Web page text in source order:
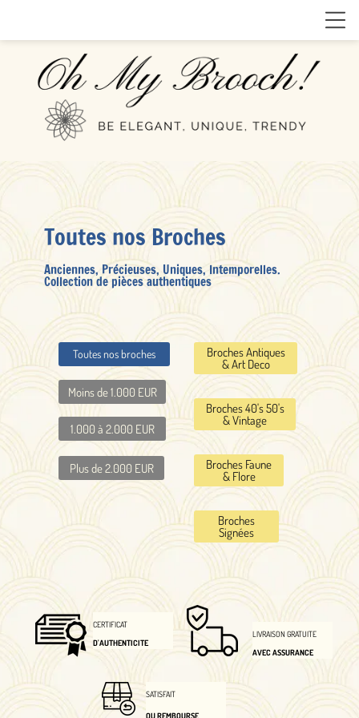
CERTIFICAT
D'AUTHENTICITE
LIVRAISON GRATUITE
AVEC ASSURANCE
SATISFAIT
OU REMBOURSE
Toutes nos Broches
Anciennes, Précieuses, Uniques, Intemporelles.
Collection de pièces authentiques
Broches Antiques
& Art Deco
Broches 40's 50's
& Vintage
Broches
Signées
Broches Faune
& Flore
Toutes nos broches
1.000 à 2.000 EUR
Moins de 1.000 EUR
Plus de 2.000 EUR